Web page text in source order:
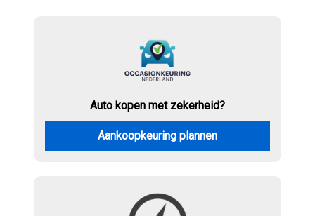
Auto kopen met zekerheid?
Aankoopkeuring plannen